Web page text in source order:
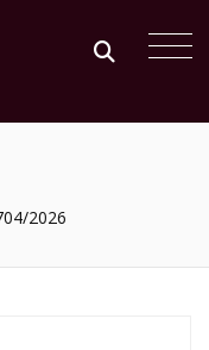
2026